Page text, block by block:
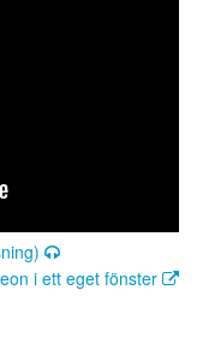
i ett eget fönster